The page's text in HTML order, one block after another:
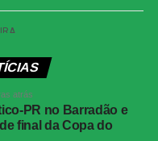
às 19h30 (de
atrás
PR no Barradão e
final da Copa do